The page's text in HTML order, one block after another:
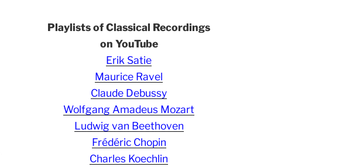
Playlists of Classical Recordings
on YouTube
Erik Satie
Maurice Ravel
Claude Debussy
Wolfgang Amadeus Mozart
Ludwig van Beethoven
Frédéric Chopin
Charles Koechlin